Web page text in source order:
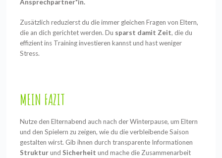
Ansprechpartner*in.
Zusätzlich reduzierst du die immer gleichen Fragen von Eltern,
die an dich gerichtet werden. Du sparst damit Zeit, die du
effizient ins Training investieren kannst und hast weniger
Stress.
MEIN FAZIT
Nutze den Elternabend auch nach der Winterpause, um Eltern
und den Spielern zu zeigen, wie du die verbleibende Saison
gestalten wirst. Gib ihnen durch transparente Informationen
Strukturund Sicherheit und mache die Zusammenarbeit